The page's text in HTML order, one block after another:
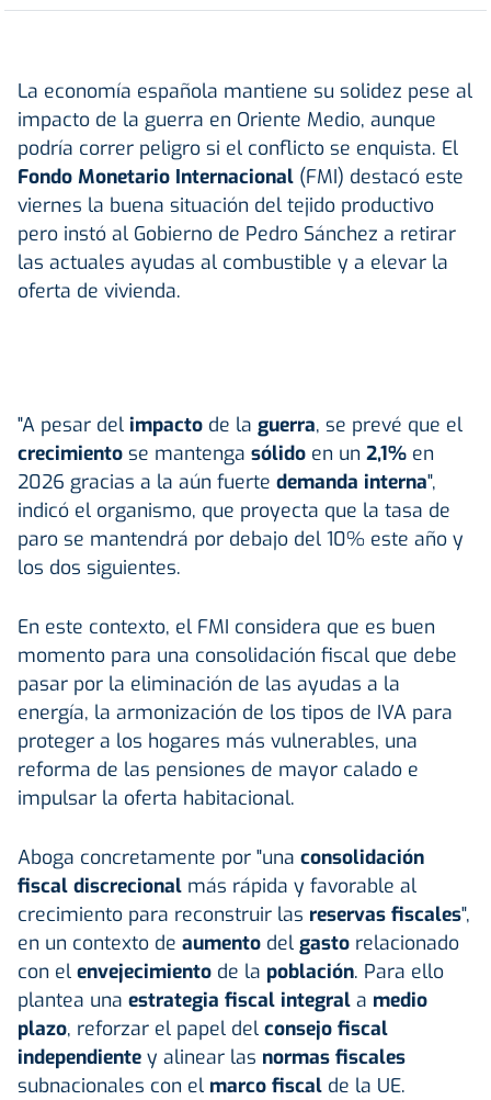
La economía española mantiene su solidez pese al
impacto de la guerra en Oriente Medio, aunque
podría correr peligro si el conflicto se enquista. El
Fondo Monetario Internacional (FMI) destacó este
viernes la buena situación del tejido productivo
pero instó al Gobierno de Pedro Sánchez a retirar
las actuales ayudas al combustible y a elevar la
oferta de vivienda.
"A pesar del impacto de la guerra, se prevé que el
crecimiento se mantenga sólido en un 2,1% en
2026 gracias a la aún fuerte demanda interna",
indicó el organismo, que proyecta que la tasa de
paro se mantendrá por debajo del 10% este año y
los dos siguientes.
En este contexto, el FMI considera que es buen
momento para una consolidación fiscal que debe
pasar por la eliminación de las ayudas a la
energía, la armonización de los tipos de IVA para
proteger a los hogares más vulnerables, una
reforma de las pensiones de mayor calado e
impulsar la oferta habitacional.
Aboga concretamente por "una consolidación
fiscal discrecional más rápida y favorable al
crecimiento para reconstruir las reservas fiscales",
en un contexto de aumento del gasto relacionado
con el envejecimiento de la población. Para ello
plantea una estrategia fiscal integral a medio
plazo, reforzar el papel del consejo fiscal
independiente y alinear las normas fiscales
subnacionales con el marco fiscal de la UE.